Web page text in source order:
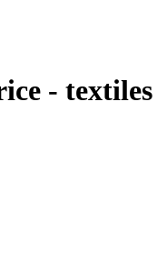
- textiles